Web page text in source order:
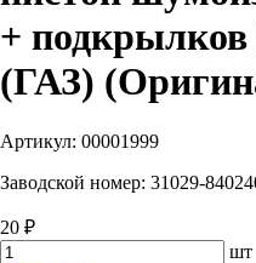
+
(ГАЗ)
Артикул: 00001999
Заводской номер: 31029-
20 ₽
шт